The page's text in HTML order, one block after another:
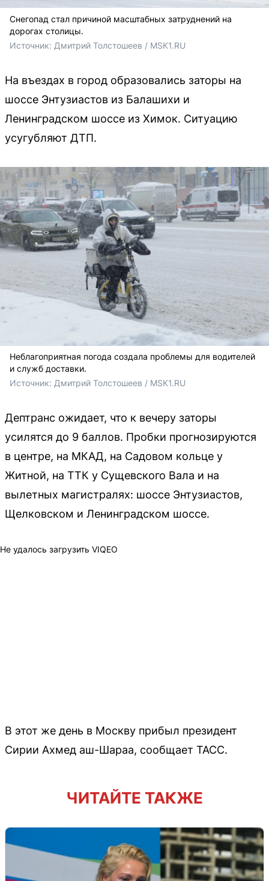
Снегопад стал причиной масштабных затруднений на
дорогах столицы.
Источник: Дмитрий Толстошеев / MSK1.RU
На въездах в город образовались заторы на
шоссе Энтузиастов из Балашихи и
Ленинградском шоссе из Химок. Ситуацию
усугубляют ДТП.
Неблагоприятная погода создала проблемы для водителей
и служб доставки.
Источник: Дмитрий Толстошеев / MSK1.RU
Дептранс ожидает, что к вечеру заторы
усилятся до 9 баллов. Пробки прогнозируются
в центре, на МКАД, на Садовом кольце у
Житной, на ТТК у Сущевского Вала и на
вылетных магистралях: шоссе Энтузиастов,
Щелковском и Ленинградском шоссе.
Не удалось загрузить VIQEO
В этот же день в Москву прибыл президент
Сирии Ахмед аш-Шараа, сообщает ТАСС.
ЧИТАЙТЕ ТАКЖЕ